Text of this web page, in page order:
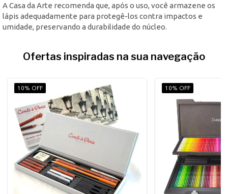
A Casa da Arte recomenda que, após o uso, você armazene os
lápis adequadamente para protegê-los contra impactos e
umidade, preservando a durabilidade do núcleo.
Ofertas inspiradas na sua navegação
10% OFF 10% OFF